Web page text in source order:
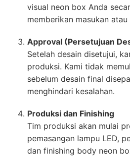
visual neon box Anda
memberikan masukan
Approval (Persetujuan
Setelah desain disetujui,
produksi. Kami tidak
sebelum desain final
menghindari kesalahan.
Produksi dan Finishing
Tim produksi akan mulai
pemasangan lampu LED,
dan finishing body neon